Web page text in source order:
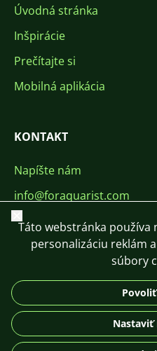
Úvodná stránka
Inšpirácie
Prečítajte si
Mobilná aplikácia
KONTAKT
Napíšte nám
info@foraquarist.com
+420 603 449 602
Zavrieť
Táto webstránka používa
personalizáciu reklám
súbory
Nastaviť